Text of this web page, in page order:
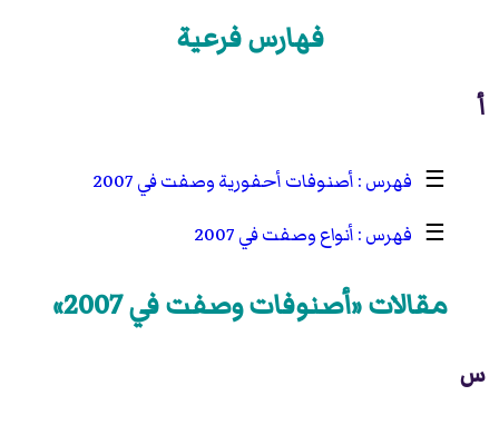
فهارس فرعية
أ
☰
أصنوفات أحفورية وصفت في 2007
☰
أنواع وصفت في 2007
مقالات «أصنوفات وصفت في 2007»
س